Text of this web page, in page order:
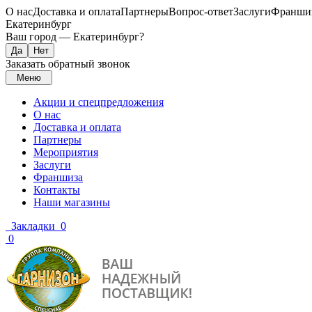
О насДоставка и оплатаПартнерыВопрос-ответЗаслуги
Екатеринбург
Ваш город — Екатеринбург?
Заказать обратный звонок
Меню
Акции и спецпредложения
О нас
Доставка и оплата
Партнеры
Мероприятия
Заслуги
Франшиза
Контакты
Наши магазины
Закладки 0
0